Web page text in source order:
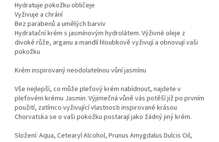
Hydratuje pokožku obličeje
Vyživuje a chrání
Bez parabenů a umělých barviv
Hydratační krém s jasmínovým hydrolátem. Výživné oleje z
divoké růže, arganu a mandlí hloubkově vyživují a obnovují vaši
pokožku
Krém inspirovaný neodolatelnou vůní jasmínu
Vše nejlepší, co může pleťový krém nabídnout, najdete v
pleťovém krému Jasmin. Výjimečná vůně vás potěší již po prvním
použití, zatímco vyživující vlastnosti inspirované krásou
Chorvatska se o vaši pokožku postarají jako žádný jiný krém.
Složení: Aqua, Cetearyl Alcohol, Prunus Amygdalus Dulcis Oil,